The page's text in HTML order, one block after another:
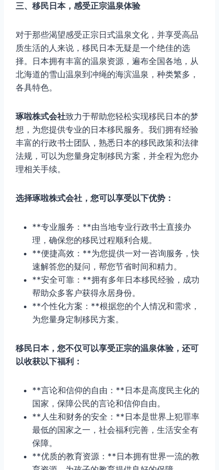
三、移民日本，感受正宗温泉体验
对于那些渴望感受正宗日式温泉文化，并享受高品
质生活的人来说，移民日本无疑是一个绝佳的选
择。日本拥有丰富的温泉资源，遍布全国各地，从
北海道的雪山温泉到冲绳的海滨温泉，种类繁多，
各具特色。
琢啦株式会社致力于帮助您轻松实现移民日本的梦
想，为您提供专业的日本移民服务。我们拥有经验
丰富的行政书士团队，熟悉日本的移民政策和法律
法规，可以为您量身定制移民方案，并全程为您办
理相关手续。
选择琢啦株式会社，您可以享受以下优势：
**专业服务：**由当地专业行政书士直接办
理，确保您的移民过程顺利合规。
**便捷高效：**为您提供一对一咨询服务，快
速解答您的疑问，帮您节省时间和精力。
**安全可靠：**拥有多年日本移民经验，成功
帮助众多客户获得永居身份。
**个性化方案：**根据您的个人情况和需求，
为您量身定制移民方案。
移民日本，您不仅可以享受正宗的温泉体验，还可
以收获以下福利：
**言论和信仰的自由：**日本是高度民主化的
国家，保障公民的言论和信仰自由。
**人生和财务的安全：**日本是世界上犯罪率
最低的国家之一，社会福利完善，生活安全有
保障。
**优质的教育资源：**日本拥有世界一流的教